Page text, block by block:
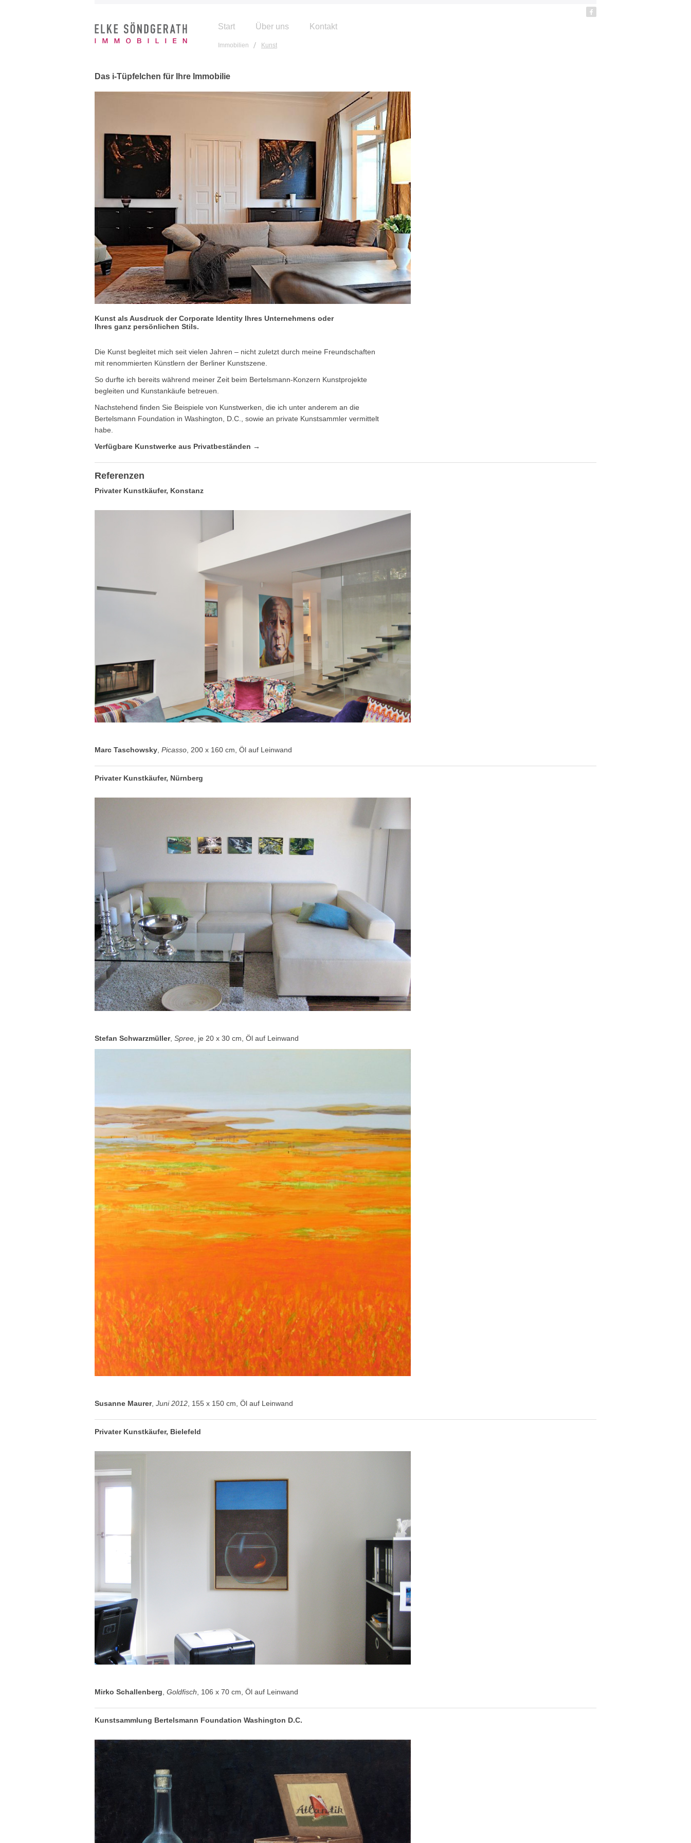
Start Über uns Kontakt
Immobilien Kunst
Das i-Tüpfelchen für Ihre Immobilie
Kunst als Ausdruck der Corporate Identity Ihres Unternehmens oder
Ihres ganz persönlichen Stils.
Die Kunst begleitet mich seit vielen Jahren – nicht zuletzt durch meine Freundschaften
mit renommierten Künstlern der Berliner Kunstszene.
So durfte ich bereits während meiner Zeit beim Bertelsmann-Konzern Kunstprojekte
begleiten und Kunstankäufe betreuen.
Nachstehend finden Sie Beispiele von Kunstwerken, die ich unter anderem an die
Bertelsmann Foundation in Washington, D.C., sowie an private Kunstsammler vermittelt
habe.
Verfügbare Kunstwerke aus Privatbeständen →
Referenzen
Privater Kunstkäufer, Konstanz
Marc Taschowsky Picasso , 200 x 160 cm, Öl auf Leinwand
Privater Kunstkäufer, Nürnberg
Stefan Schwarzmüller, Spree , je 20 x 30 cm, Öl auf Leinwand
Susanne Maurer, Juni 2012 , 155 x 150 cm, Öl auf Leinwand
Privater Kunstkäufer, Bielefeld
Mirko Schallenberg Goldfisch , 106 x 70 cm, Öl auf Leinwand
Kunstsammlung Bertelsmann Foundation Washington D.C.